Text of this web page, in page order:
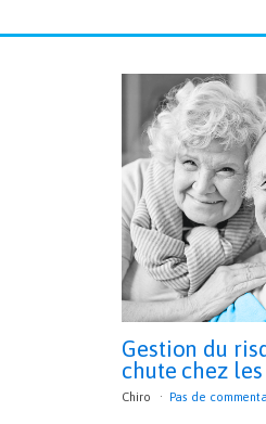
Gestion du
chute chez
Chiro Pas de